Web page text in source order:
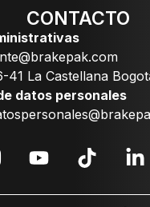
CONTACTO
41 La Castellana
datos personales